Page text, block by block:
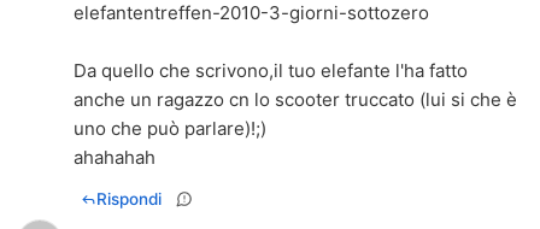
elefantentreffen-2010-3-giorni-sottozero
Da quello che scrivono,il tuo elefante l'ha fatto
anche un ragazzo cn lo scooter truccato (lui si che è
uno che può parlare)!;)
ahahahah
Rispondi